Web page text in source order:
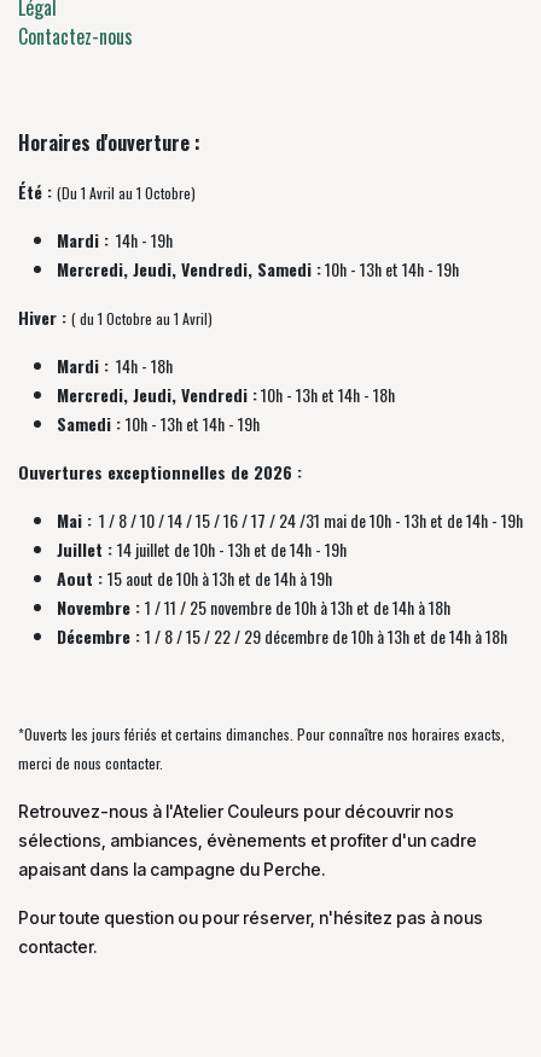
Légal
Contactez-nous
Horaires d'ouverture :
Été : (Du 1 Avril au 1 Octobre)
Mardi : 14h - 19h
Mercredi, Jeudi, Vendredi, Samedi :10h - 13h et 14h - 19h
Hiver : ( du 1 Octobre au 1 Avril)
Mardi : 14h - 18h
Mercredi, Jeudi, Vendredi :10h - 13h et 14h - 18h
Samedi :10h - 13h et 14h - 19h
Ouvertures exceptionnelles de 2026 :
Mai : 1 / 8 / 10 / 14 / 15 / 16 / 17 / 24 /31 mai de 10h - 13h et de 14h - 19h
Juillet :14 juillet de 10h - 13h et de 14h - 19h
Aout :15 aout de 10h à 13h et de 14h à 19h
Novembre :1 / 11 / 25 novembre de10h à 13h et de 14h à 18h
Décembre :1 / 8 / 15 / 22 / 29 décembrede10h à 13h et de 14h à 18h
*Ouverts les jours fériés et certains dimanches. Pour connaître nos horaires exacts,
merci de nous contacter.
Retrouvez-nous à l'Atelier Couleurs pour découvrir nos
sélections, ambiances, évènements et profiter d'un cadre
apaisant dans la campagne du Perche.
Pour toute question ou pour réserver, n'hésitez pas à nous
contacter.